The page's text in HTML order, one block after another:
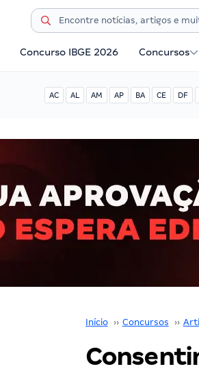
Concurso IBGE 2026 Concursos
AC AL AM AP BA CE DF
Início ›› Concursos ››